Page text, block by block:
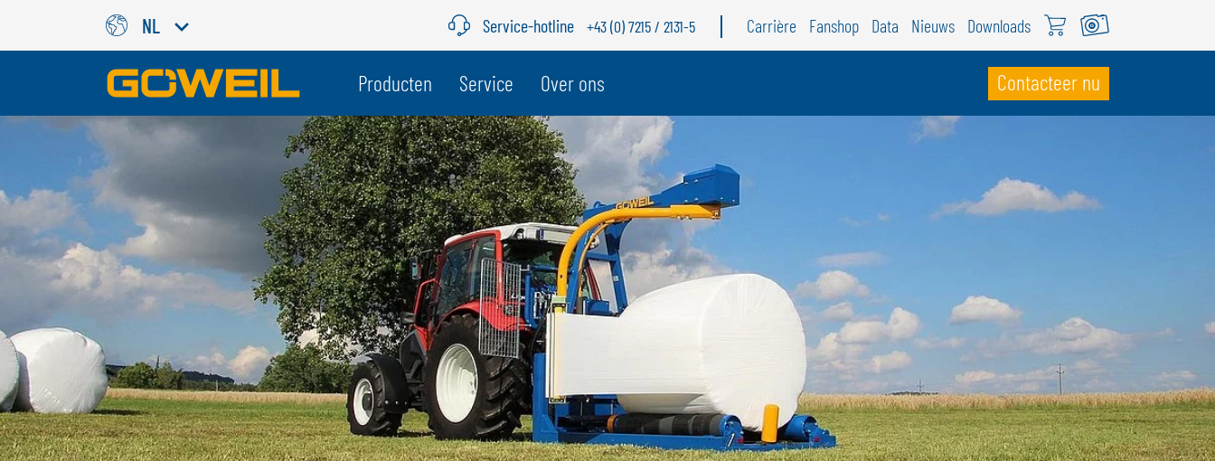
NL
Kies uw taal / land
GÖWEIL
DEUTSCH
ENGLISH
FRANÇAIS
NEDERLANDS
ESPAÑOL
POLSKI
ČESKÝ
BELGIË
GÖWEIL BNL
NEDERLANDS
FRANÇAIS
DEUTSCH
FRANÇAIS
Service-hotline +43 (0) 7215 / 2131-5 Carrière Fanshop Data Nieuws Downloads
Producten Service Over ons Contacteer nu